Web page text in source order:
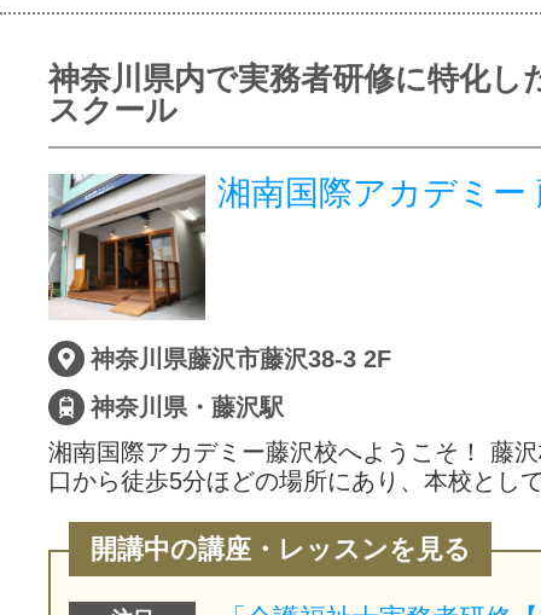
神奈川県内で実務者研修に特化し
スクール
湘南国際アカデミー
神奈川県藤沢市藤沢38-3 2F
神奈川県・藤沢駅
湘南国際アカデミー藤沢校へようこそ！ 藤
口から徒歩5分ほどの場所にあり、本校とし
開講中の講座・レッスンを見る